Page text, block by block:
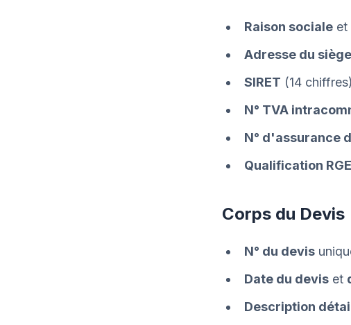
Raison sociale et
Adresse du siège
SIRET (14
N° TVA
N° d'assurance
Qualification RGE
Corps du Devis
N° du devis
Date du devis et
Description